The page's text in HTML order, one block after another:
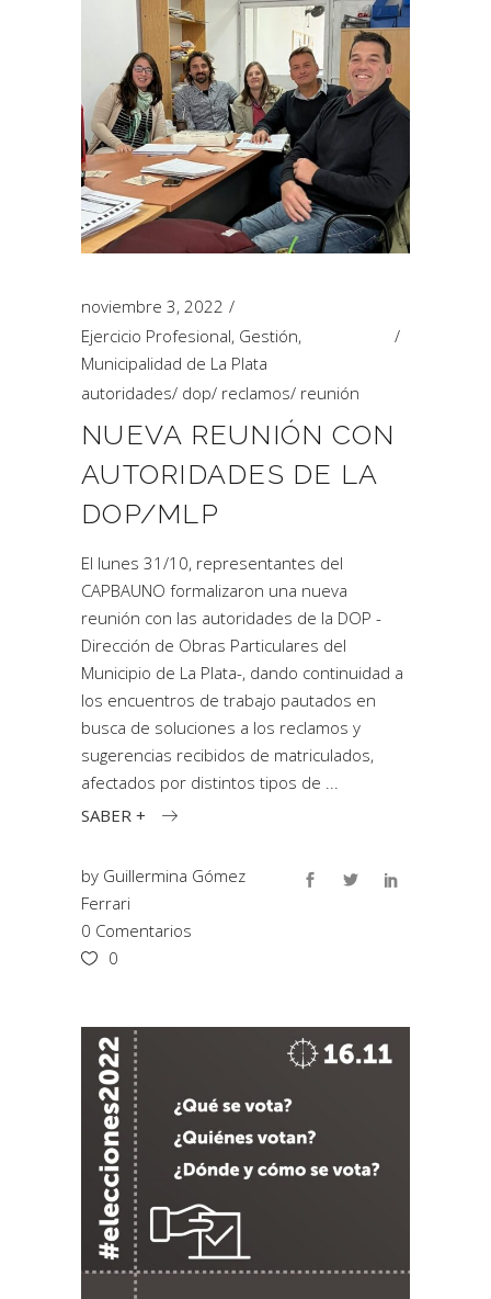
noviembre 3, 2022
Ejercicio Profesional, Gestión,
Municipalidad de La Plata
autoridades/ dop/ reclamos/ reunión
NUEVA REUNIÓN CON
AUTORIDADES DE LA
DOP/MLP
El lunes 31/10, representantes del
CAPBAUNO formalizaron una nueva
reunión con las autoridades de la DOP -
Dirección de Obras Particulares del
Municipio de La Plata-, dando continuidad a
los encuentros de trabajo pautados en
busca de soluciones a los reclamos y
sugerencias recibidos de matriculados,
afectados por distintos tipos de
SABER +
by Guillermina Gómez
Ferrari
0 Comentarios
0